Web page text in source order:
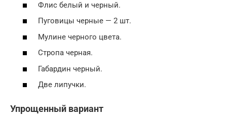
Флис белый и черный.
Пуговицы черные — 2 шт.
Мулине черного цвета.
Стропа черная.
Габардин черный.
Две липучки.
Упрощенный вариант